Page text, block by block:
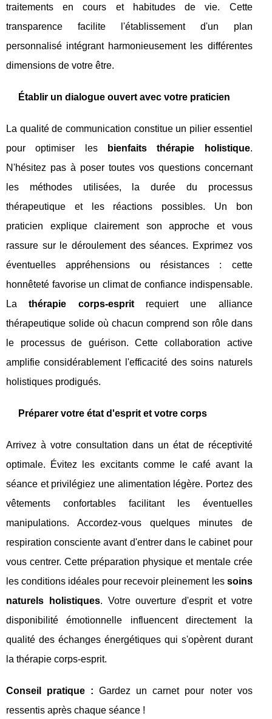
traitements en cours et habitudes de vie. Cette
transparence facilite l'établissement d'un plan
personnalisé intégrant harmonieusement les différentes
dimensions de votre être.
Établir un dialogue ouvert avec votre praticien
La qualité de communication constitue un pilier essentiel
pour optimiser les
bienfaits thérapie holistique.
N'hésitez pas à poser toutes vos questions concernant
les méthodes utilisées, la durée du processus
thérapeutique et les réactions possibles. Un bon
praticien explique clairement son approche et vous
rassure sur le déroulement des séances. Exprimez vos
éventuelles appréhensions ou résistances : cette
honnêteté favorise un climat de confiance indispensable.
Lathérapie corps-espritrequiert une alliance
thérapeutique solide où chacun comprend son rôle dans
le processus de guérison. Cette collaboration active
amplifie considérablement l'efficacité des soins naturels
holistiques prodigués.
Préparer votre état d'esprit et votre corps
Arrivez à votre consultation dans un état de réceptivité
optimale. Évitez les excitants comme le café avant la
séance et privilégiez une alimentation légère. Portez des
vêtements confortables facilitant les éventuelles
manipulations. Accordez-vous quelques minutes de
respiration consciente avant d'entrer dans le cabinet pour
vous centrer. Cette préparation physique et mentale crée
les conditions idéales pour recevoir pleinement les soins
naturels holistiques. Votre ouverture d'esprit et votre
disponibilité émotionnelle influencent directement la
qualité des échanges énergétiques qui s'opèrent durant
la thérapie corps-esprit.
Conseil pratique : Gardez un carnet pour noter vos
ressentis après chaque séance !